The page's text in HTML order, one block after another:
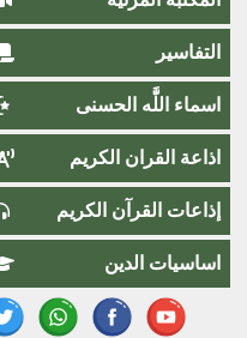
التفاسير
اسماء اللَّٰه الحسنى
اذاعة القران الكريم
إذاعات القرآن الكريم
اساسيات الدين